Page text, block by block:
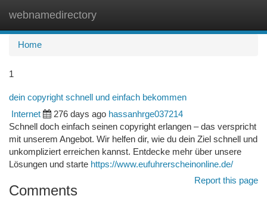
webnamedirectory
Home
1
dein copyright schnell und einfach bekommen
Internet 276 days ago hassanhrge037214
Schnell doch einfach seinen copyright erlangen – das verspricht
mit unserem Angebot. Wir helfen dir, wie du dein Ziel schnell und
unkompliziert erreichen kannst. Entdecke mehr über unsere
Lösungen und starte https://www.eufuhrerscheinonline.de/
Report this page
Comments